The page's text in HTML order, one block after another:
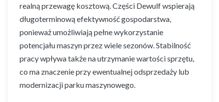
realną przewagę kosztową. Części Dewulf wspierają
długoterminową efektywność gospodarstwa,
ponieważ umożliwiają pełne wykorzystanie
potencjału maszyn przez wiele sezonów. Stabilność
pracy wpływa także na utrzymanie wartości sprzętu,
co ma znaczenie przy ewentualnej odsprzedaży lub
modernizacji parku maszynowego.